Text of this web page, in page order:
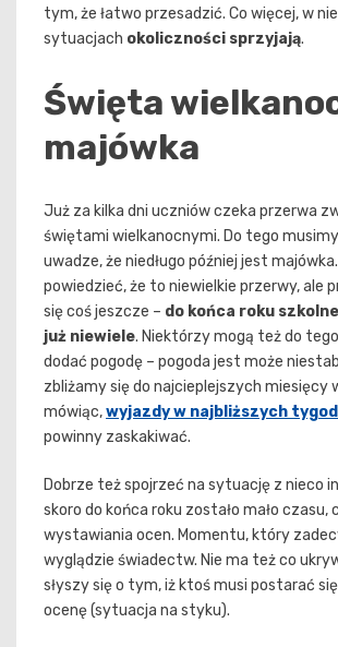
tym, że łatwo przesadzić. Co więcej, w
sytuacjach okoliczności sprzyjają.
Święta
majówka
Już za kilka dni uczniów czeka przerwa
świętami wielkanocnymi. Do tego
uwadze, że niedługo później jest
powiedzieć, że to niewielkie przerwy, ale
się coś jeszcze – do końca roku
już niewiele. Niektórzy mogą też do
dodać pogodę – pogoda jest może
zbliżamy się do najcieplejszych miesięcy
mówiąc,wyjazdy w najbliższych
powinny zaskakiwać.
Dobrze też spojrzeć na sytuację z nieco
skoro do końca roku zostało mało czasu,
wystawiania ocen. Momentu, który
wyglądzie świadectw. Nie ma też co
słyszy się o tym, iż ktoś musi postarać
ocenę (sytuacja na styku).